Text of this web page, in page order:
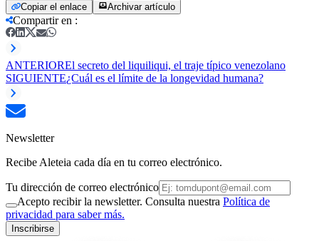
Copiar el enlace Archivar artículo
Compartir en :
ANTERIOREl secreto del liquiliqui, el traje típico venezolano
SIGUIENTE¿Cuál es el límite de la longevidad humana?
Newsletter
Recibe Aleteia cada día en tu correo electrónico.
Tu dirección de correo electrónico
Acepto recibir la newsletter. Consulta nuestra Política de
privacidad para saber más.
Inscribirse